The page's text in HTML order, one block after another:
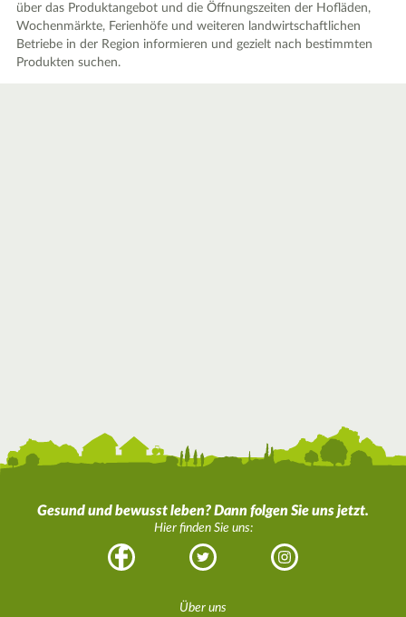
über das Produktangebot und die Öffnungszeiten der Hofläden,
Wochenmärkte, Ferienhöfe und weiteren landwirtschaftlichen
Betriebe in der Region informieren und gezielt nach bestimmten
Produkten suchen.
Gesund und bewusst leben? Dann folgen Sie uns jetzt.
Hier finden Sie uns:
Facebook Twitter Instagram
Über uns